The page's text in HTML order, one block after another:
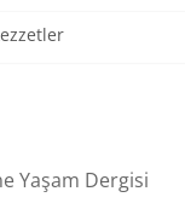
Yaşam Dergisi